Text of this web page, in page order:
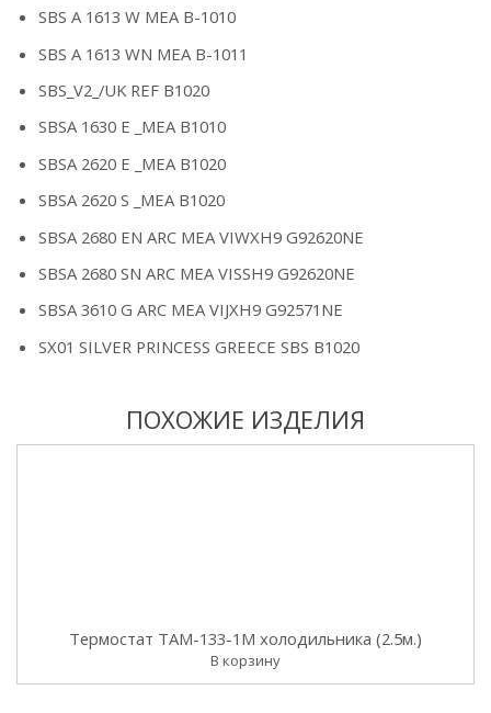
SBS A 1613 W MEA B-1010
SBS A 1613 WN MEA B-1011
SBS_V2_/UK REF B1020
SBSA 1630 E _MEA B1010
SBSA 2620 E _MEA B1020
SBSA 2620 S _MEA B1020
SBSA 2680 EN ARC MEA VIWXH9 G92620NE
SBSA 2680 SN ARC MEA VISSH9 G92620NE
SBSA 3610 G ARC MEA VIJXH9 G92571NE
SX01 SILVER PRINCESS GREECE SBS B1020
ПОХОЖИЕ ИЗДЕЛИЯ
Термостат ТАМ-133-1М холодильника (2.5м.)
В корзину